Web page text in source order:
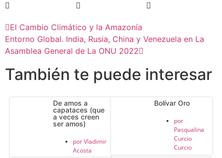
El Cambio Climático y la Amazonía
Entorno Global. India, Rusia, China y Venezuela en La
Asamblea General de La ONU 2022
También te puede interesar
De amos a
capataces (que
a veces creen
ser amos)
porVladimir
Acosta
Bolívar Oro
por
Pasqualina
Curcio
Curcio